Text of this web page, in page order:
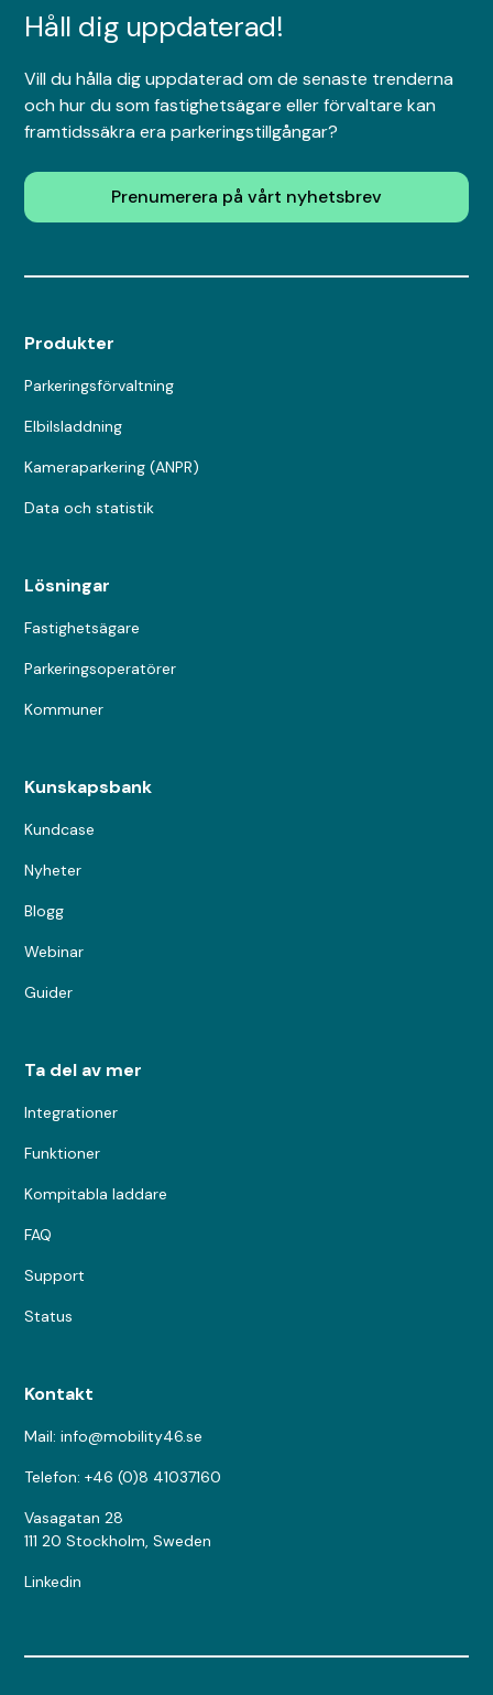
Håll dig uppdaterad!
Vill du hålla dig uppdaterad om de senaste trenderna
och hur du som fastighetsägare eller förvaltare kan
framtidssäkra era parkeringstillgångar?
Prenumerera på vårt nyhetsbrev
Produkter
Parkeringsförvaltning
Elbilsladdning
Kameraparkering (ANPR)
Data och statistik
Lösningar
Fastighetsägare
Parkeringsoperatörer
Kommuner
Kunskapsbank
Kundcase
Nyheter
Blogg
Webinar
Guider
Ta del av mer
Integrationer
Funktioner
Kompitabla laddare
FAQ
Support
Status
Kontakt
Mail: info@mobility46.se
Telefon: +46 (0)8 41037160
Vasagatan 28
111 20 Stockholm, Sweden
Linkedin